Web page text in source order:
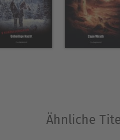
Ähnliche